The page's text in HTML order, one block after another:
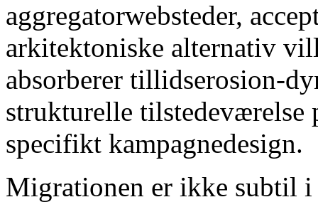
aggregatorwebsteder,
arkitektoniske alternativ
absorberer tillidserosion-
strukturelle tilstedeværelse
specifikt kampagnedesign.
Migrationen er ikke subtil